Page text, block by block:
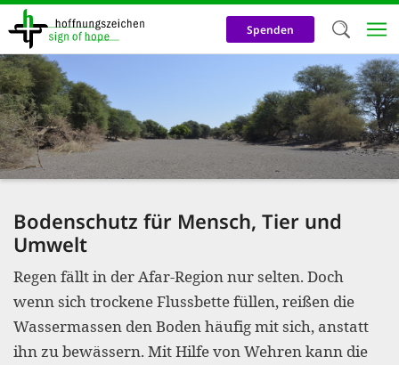
Direkt
zum
Inhalt
Spenden
Bodenschutz für Mensch, Tier und
Umwelt
Regen fällt in der Afar-Region nur selten. Doch
wenn sich trockene Flussbette füllen, reißen die
Wassermassen den Boden häufig mit sich, anstatt
ihn zu bewässern. Mit Hilfe von Wehren kann die
Herzlich
Wir
auf
Neben
Cookies zu
helfen
Online-